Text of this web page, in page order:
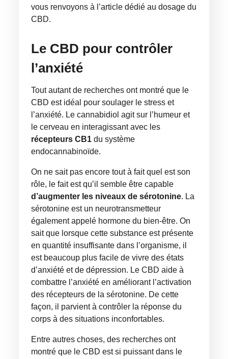
vous renvoyons à l’article dédié au dosage du
CBD.
Le CBD pour contrôler
l’anxiété
Tout autant de recherches ont montré que le
CBD est idéal pour soulager le stress et
l’anxiété. Le cannabidiol agit sur l’humeur et
le cerveau en interagissant avec les
récepteurs CB1 du système
endocannabinoïde.
On ne sait pas encore tout à fait quel est son
rôle, le fait est qu’il semble être capable
d’augmenter les niveaux de sérotonine. La
sérotonine est un neurotransmetteur
également appelé hormone du bien-être. On
sait que lorsque cette substance est présente
en quantité insuffisante dans l’organisme, il
est beaucoup plus facile de vivre des états
d’anxiété et de dépression. Le CBD aide à
combattre l’anxiété en améliorant l’activation
des récepteurs de la sérotonine. De cette
façon, il parvient à contrôler la réponse du
corps à des situations inconfortables.
Entre autres choses, des recherches ont
montré que le CBD est si puissant dans le